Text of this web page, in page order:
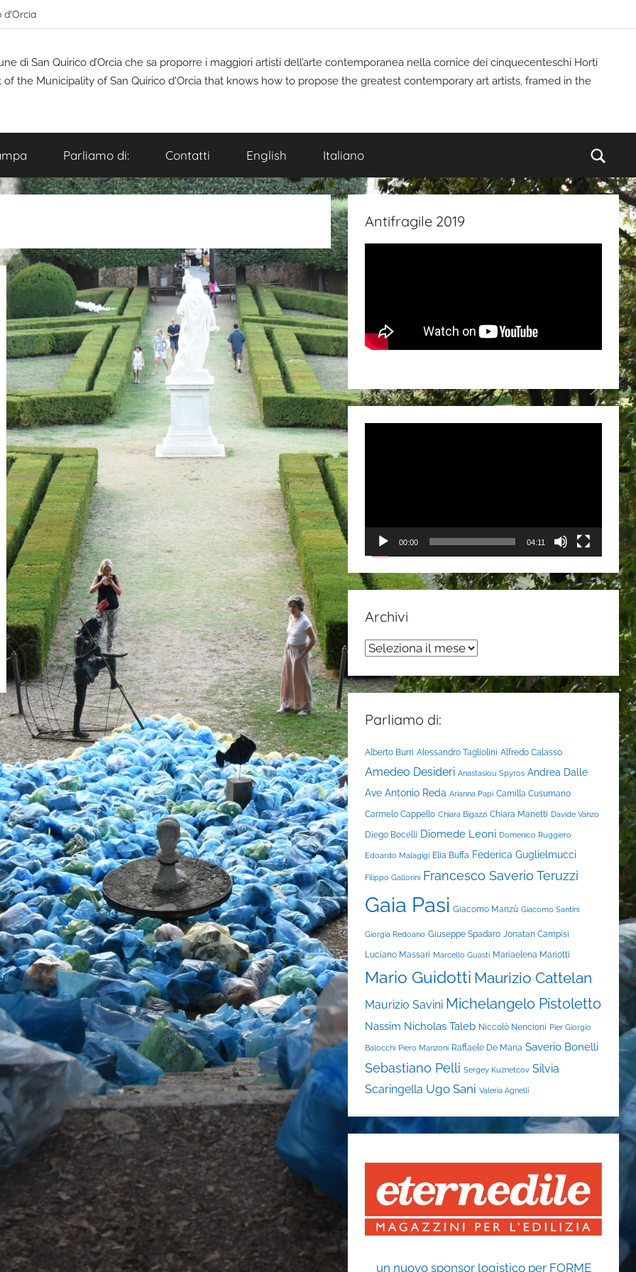
d'Orcia
di San Quirico d’Orcia che sa proporre i maggiori artisti dell’arte contemporanea nella cornice dei cinquecenteschi Horti
the Municipality of San Quirico d'Orcia that knows how to propose the greatest contemporary art artists, framed in the
Parliamo di: Contatti English Italiano
Antifragile 2019
00:00 04:11
Archivi
Archivi
Parliamo di:
Alberto Burri Alessandro Tagliolini Alfredo Calasso
Amedeo Desideri Anastasiou Spyros Andrea Dalle
Ave Antonio Reda Arianna Papi Camilla Cusumano
Carmelo Cappello Chiara Bigazzi Chiara Manetti Davide Vanzo
Diego Bocelli Diomede Leoni Domenico Ruggiero
Edoardo Malagigi Elia Buffa Federica Guglielmucci
Filippo Gallorini Francesco Saverio Teruzzi
Gaia Pasi Giacomo Manzù Giacomo Santini
Giorgia Redoano Giuseppe Spadaro Jonatan Campisi
Luciano Massari Marcello Guasti Mariaelena Mariotti
Mario Guidotti Maurizio Cattelan
Maurizio Savini Michelangelo Pistoletto
Nassim Nicholas Taleb Niccolò Nencioni Pier Giorgio
Balocchi Piero Manzoni Raffaele De Maria Saverio Bonelli
Sebastiano Pelli Sergey Kuznetcov Silvia
Scaringella Ugo Sani Valeria Agnelli
un nuovo sponsor logistico per FORME